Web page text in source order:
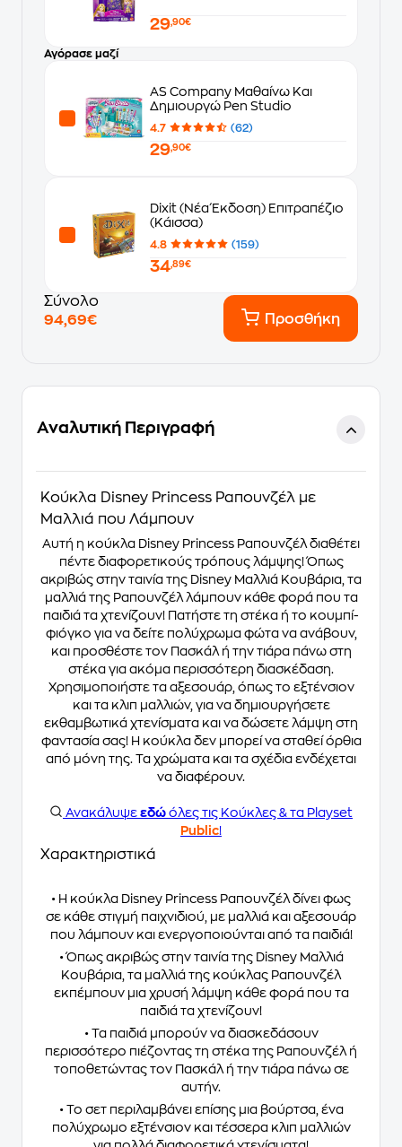
29,90€
Αγόρασε μαζί
AS Company Μαθαίνω Και
Δημιουργώ Pen Studio
4.7 (62)
29,90€
Dixit (Νέα Έκδοση) Επιτραπέζιο
(Κάισσα)
4.8 (159)
34,89€
Σύνολο
94,69€
Προσθήκη
Αναλυτική Περιγραφή
Κούκλα Disney Princess Ραπουνζέλ με
Μαλλιά που Λάμπουν
Αυτή η κούκλα Disney Princess Ραπουνζέλ διαθέτει
πέντε διαφορετικούς τρόπους λάμψης! Όπως
ακριβώς στην ταινία της Disney Μαλλιά Κουβάρια, τα
μαλλιά της Ραπουνζέλ λάμπουν κάθε φορά που τα
παιδιά τα χτενίζουν! Πατήστε τη στέκα ή το κουμπί-
φιόγκο για να δείτε πολύχρωμα φώτα να ανάβουν,
και προσθέστε τον Πασκάλ ή την τιάρα πάνω στη
στέκα για ακόμα περισσότερη διασκέδαση.
Χρησιμοποιήστε τα αξεσουάρ, όπως το εξτένσιον
και τα κλιπ μαλλιών, για να δημιουργήσετε
εκθαμβωτικά χτενίσματα και να δώσετε λάμψη στη
φαντασία σας! Η κούκλα δεν μπορεί να σταθεί όρθια
από μόνη της. Τα χρώματα και τα σχέδια ενδέχεται
να διαφέρουν.
Ανακάλυψε εδώ όλες τις Κούκλες & τα Playset
Public!
Χαρακτηριστικά
• Η κούκλα Disney Princess Ραπουνζέλ δίνει φως
σε κάθε στιγμή παιχνιδιού, με μαλλιά και αξεσουάρ
που λάμπουν και ενεργοποιούνται από τα παιδιά!
• Όπως ακριβώς στην ταινία της Disney Μαλλιά
Κουβάρια, τα μαλλιά της κούκλας Ραπουνζέλ
εκπέμπουν μια χρυσή λάμψη κάθε φορά που τα
παιδιά τα χτενίζουν!
• Τα παιδιά μπορούν να διασκεδάσουν
περισσότερο πιέζοντας τη στέκα της Ραπουνζέλ ή
τοποθετώντας τον Πασκάλ ή την τιάρα πάνω σε
αυτήν.
• Το σετ περιλαμβάνει επίσης μια βούρτσα, ένα
πολύχρωμο εξτένσιον και τέσσερα κλιπ μαλλιών